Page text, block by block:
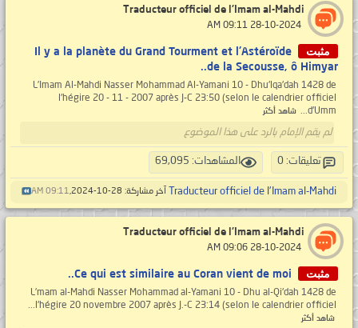
Traducteur officiel de l'Imam al-Mahdi
مثبت
Il y a la planète du Grand Tourment et l'Astéroïde
de la Secousse, ô Himyar..
L’Imam Al-Mahdi Nasser Mohammad Al-Yamani 10 - Dhu'lqa'dah 1428 de
l'hégire 20 - 11 - 2007 après J-C 23:50 (selon le calendrier officiel
d'Umm...
شاهد أكثر
لم يقم الإمام بالرد على هذا الموضوع
تعليقات: 0 المشاهدات: 69,095
Traducteur officiel de l'Imam al-Mahdi آخر مشاركة: 28-10-2024, 09:11 AM
Traducteur officiel de l'Imam al-Mahdi
مثبت Ce qui est similaire au Coran vient de moi..
L’mam al-Mahdi Nasser Mohammad al-Yamani 10 - Dhu al-Qi'dah 1428 de
l'hégire 20 novembre 2007 après J.-C 23:14 (selon le calendrier officiel...
شاهد أكثر